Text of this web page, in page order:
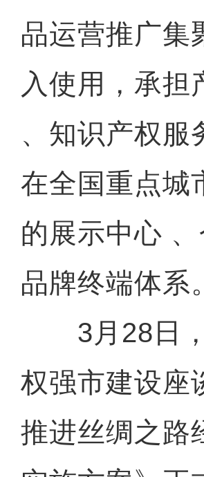
品运营推广集
入使用，承担
、知识产权服
在全国重点城
的展示中心
品牌终端体系。
3月28日，
权强市建设座
推进丝绸之路